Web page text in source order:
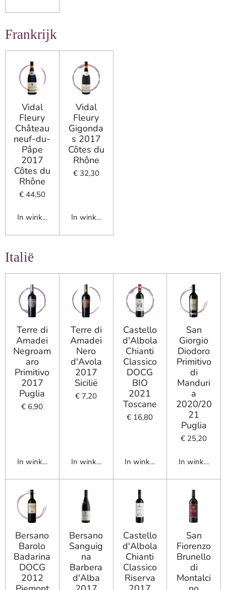
Frankrijk
Vidal
Fleury
Château
neuf-du-
Pâpe
2017
Côtes du
Rhône
€ 44,50
In winkelwagen
Vidal
Fleury
Gigonda
s 2017
Côtes du
Rhône
€ 32,30
In winkelwagen
Italië
Terre di
Amadei
Negroam
aro
Primitivo
2017
Puglia
€ 6,90
In winkelwagen
Terre di
Amadei
Nero
d'Avola
2017
Sicilië
€ 7,20
In winkelwagen
Castello
d'Albola
Chianti
Classico
DOCG
BIO
2021
Toscane
€ 16,80
In winkelwagen
San
Giorgio
Diodoro
Primitivo
di
Manduri
a
2020/20
21
Puglia
€ 25,20
In
Bersano
Barolo
Badarina
DOCG
2012
Bersano
Sanguig
na
Barbera
d'Alba
Castello
d'Albola
Chianti
Classico
Riserva
San
Fiorenzo
Brunello
di
Montalci